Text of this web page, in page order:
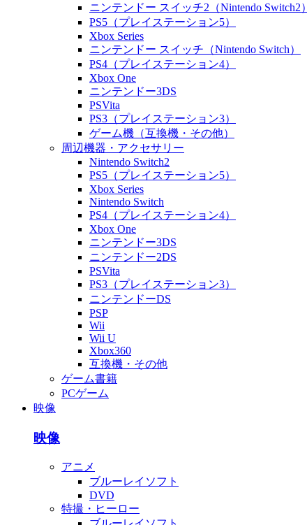
ニンテンドー スイッチ2（Nintendo Switch2）
PS5（プレイステーション5）
Xbox Series
ニンテンドー スイッチ（Nintendo Switch）
PS4（プレイステーション4）
Xbox One
ニンテンドー3DS
PSVita
PS3（プレイステーション3）
ゲーム機（互換機・その他）
周辺機器・アクセサリー
Nintendo Switch2
PS5（プレイステーション5）
Xbox Series
Nintendo Switch
PS4（プレイステーション4）
Xbox One
ニンテンドー3DS
ニンテンドー2DS
PSVita
PS3（プレイステーション3）
ニンテンドーDS
PSP
Wii
Wii U
Xbox360
互換機・その他
ゲーム書籍
PCゲーム
映像
映像
アニメ
ブルーレイソフト
DVD
特撮・ヒーロー